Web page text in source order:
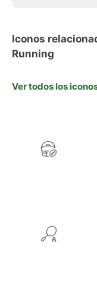
Iconos
Running
Ver todos los